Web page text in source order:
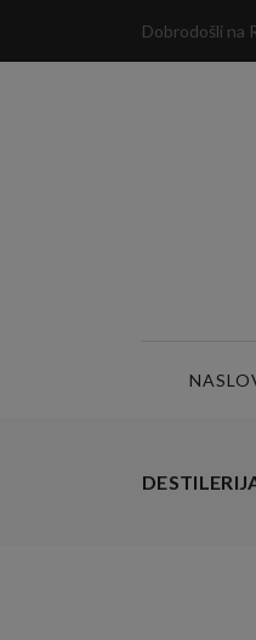
Dobrodošli na